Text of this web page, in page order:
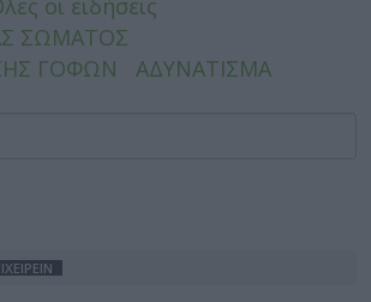
οι ειδήσεις
ΣΩΜΑΤΟΣ
ΓΟΦΩΝ
ΑΔΥΝΑΤΙΣΜΑ